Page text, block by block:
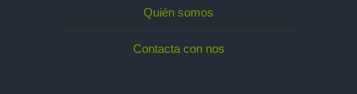
Quién somos
Contacta con nos